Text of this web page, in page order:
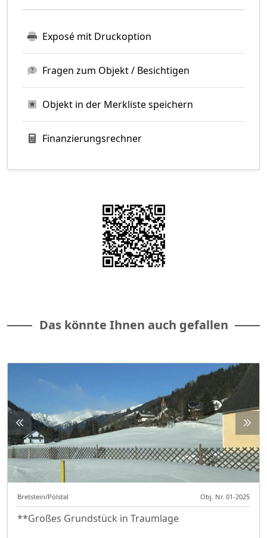
Exposé mit Druckoption
Fragen zum Objekt / Besichtigen
Objekt in der Merkliste speichern
Finanzierungsrechner
Das könnte Ihnen auch gefallen
Bretstein/Pölstal Obj. Nr. 01-2025
**Großes Grundstück in Traumlage